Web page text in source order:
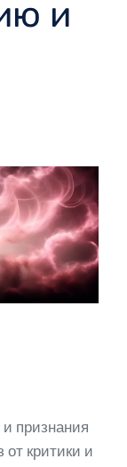
и
признания
критики и